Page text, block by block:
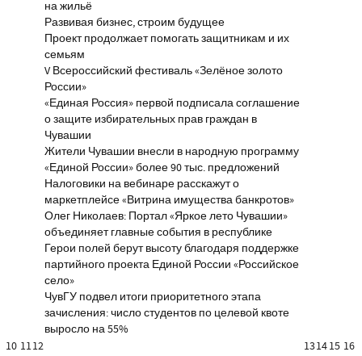
на жильё
Развивая бизнес, строим будущее
Проект продолжает помогать защитникам и их
семьям
V Всероссийский фестиваль «Зелёное золото
России»
«Единая Россия» первой подписала соглашение
о защите избирательных прав граждан в
Чувашии
Жители Чувашии внесли в народную программу
«Единой России» более 90 тыс. предложений
Налоговики на вебинаре расскажут о
маркетплейсе «Витрина имущества банкротов»
Олег Николаев: Портал «Яркое лето Чувашии»
объединяет главные события в республике
Герои полей берут высоту благодаря поддержке
партийного проекта Единой России «Российское
село»
ЧувГУ подвел итоги приоритетного этапа
зачисления: число студентов по целевой квоте
выросло на 55%
10 1112 131415 16